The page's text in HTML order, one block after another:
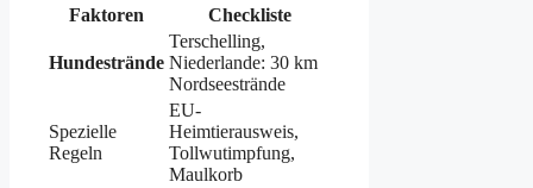
Faktoren Checkliste
Hundestrände
Terschelling,
Niederlande: 30 km
Nordseestrände
Spezielle
Regeln
EU-
Heimtierausweis,
Tollwutimpfung,
Maulkorb